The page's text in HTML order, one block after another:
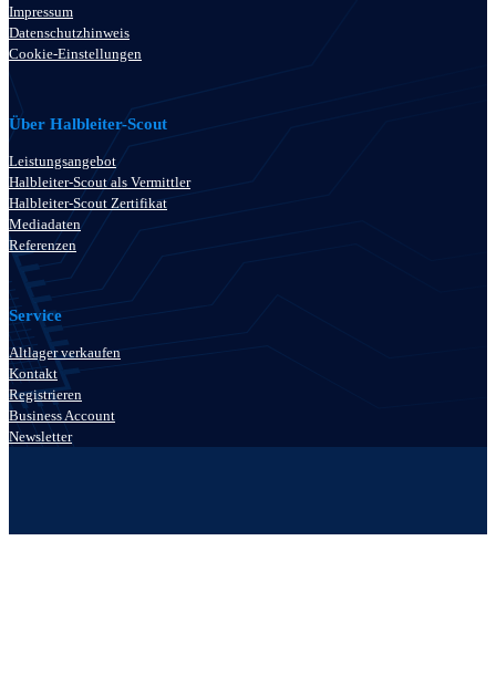
Impressum
Datenschutzhinweis
Cookie-Einstellungen
Über Halbleiter-Scout
Leistungsangebot
Halbleiter-Scout als Vermittler
Halbleiter-Scout Zertifikat
Mediadaten
Referenzen
Service
Altlager verkaufen
Kontakt
Registrieren
Business Account
Newsletter